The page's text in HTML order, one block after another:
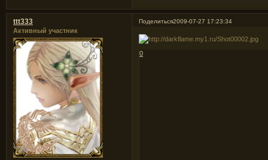
Поделиться2009-07-27 17:23:34
ttt333
Активный участник
0